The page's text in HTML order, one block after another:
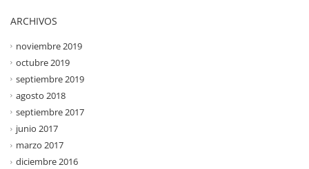
ARCHIVOS
noviembre 2019
octubre 2019
septiembre 2019
agosto 2018
septiembre 2017
junio 2017
marzo 2017
diciembre 2016